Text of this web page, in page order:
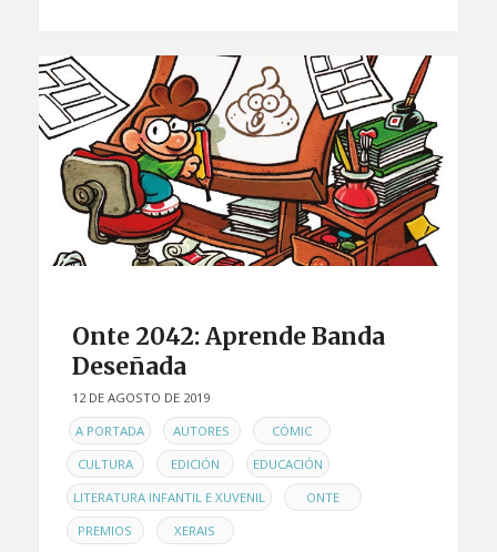
Onte 2042: Aprende Banda
Deseñada
12 DE AGOSTO DE 2019
ENA PORTADA , AUTORES , CÓMIC ,
CULTURA , EDICIÓN , EDUCACIÓN ,
LITERATURA INFANTIL E XUVENIL , ONTE ,
PREMIOS , XERAIS